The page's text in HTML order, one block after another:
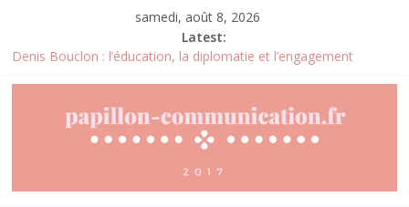
samedi, août 8, 2026
Latest:
Denis Bouclon : l’éducation, la diplomatie et l’engagement
marchés africains
Pourquoi la gestion locative devient un levier stratégique pour
Daniel Moquet : quand les avis clients deviennent un levier
d’amélioration continue ?